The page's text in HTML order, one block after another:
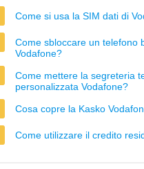
Come si usa la SIM dati di
Come sbloccare un telefono
Vodafone?
Come mettere la segreteria
personalizzata Vodafone?
Cosa copre la Kasko
Come utilizzare il credito